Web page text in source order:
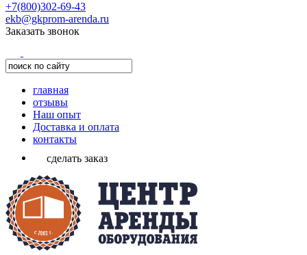
+7(800)302-69-43
ekb@gkprom-arenda.ru
Заказать звонок
главная
отзывы
Наш опыт
Доставка и оплата
контакты
сделать заказ